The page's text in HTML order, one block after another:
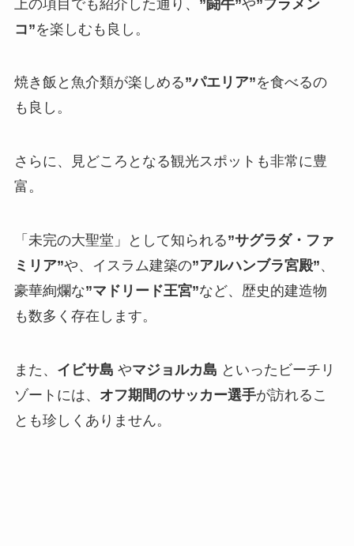
上の項目でも紹介した通り、 ”闘牛”や”フラメン
コ”を楽しむも良し。
焼き飯と魚介類が楽しめる”パエリア”を食べるの
も良し。
さらに、見どころとなる観光スポットも非常に豊
富。
「未完の大聖堂」として知られる”サグラダ・ファ
ミリア”や、イスラム建築の”アルハンブラ宮殿”、
豪華絢爛な”マドリード王宮”など、歴史的建造物
も数多く存在します。
また、 イビサ島 やマジョルカ島 といったビーチリ
ゾートには、 オフ期間のサッカー選手が訪れるこ
とも珍しくありません。